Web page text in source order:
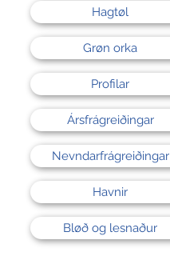
Hagtøl
Grøn orka
Profilar
Ársfrágreiðingar
Nevndarfrágreiðingar
Havnir
Bløð og lesnaður